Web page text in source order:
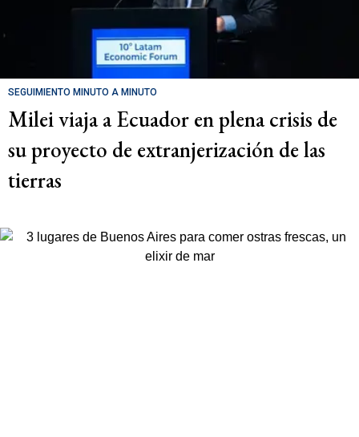
SEGUIMIENTO MINUTO A MINUTO
Milei viaja a Ecuador en plena crisis de
su proyecto de extranjerización de las
tierras